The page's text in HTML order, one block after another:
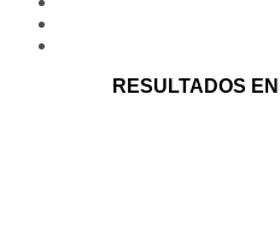
RESULTADOS